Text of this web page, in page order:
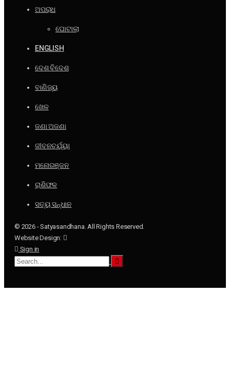
ଅପରାଧ
ଘୋଟାଲା
ENGLISH
ଦେଶ ବିଦେଶ
ବାଣିଜ୍ୟ
ଖେଳ
ଜଣା ଅଜଣା
ଜୀବନଚର୍ଯ୍ୟା
ମନୋରଞ୍ଜନ
ରାଶିଫଳ
ସତ୍ୟ ସନ୍ଧାନ
© 2026 - Satyasandhana. All Rights Reserved.
Website Design:
Sign in